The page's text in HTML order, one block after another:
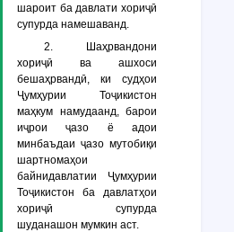
шароит ба давлати хориҷӣ
супурда намешаванд.
2. Шаҳрвандони
хориҷӣ ва ашхоси
бешаҳрвандӣ, ки судҳои
Ҷумҳурии Тоҷикистон
маҳкум намудаанд, барои
иҷрои ҷазо ё адои
минбаъдаи ҷазо мутобиқи
шартномаҳои
байнидавлатии Ҷумҳурии
Тоҷикистон ба давлатҳои
хориҷӣ супурда
шуданашон мумкин аст.